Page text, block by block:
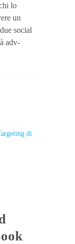
lo
un
social
adv-